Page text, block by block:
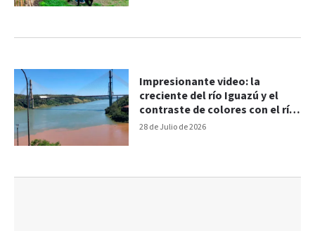
28 de Julio de 2026
Impresionante video: la
creciente del río Iguazú y el
contraste de colores con el río
Paraná